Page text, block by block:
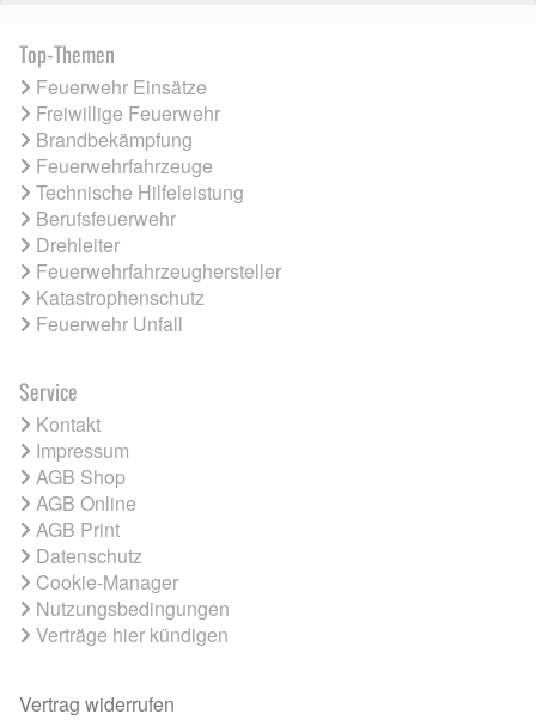
Top-Themen
Feuerwehr Einsätze
Freiwillige Feuerwehr
Brandbekämpfung
Feuerwehrfahrzeuge
Technische Hilfeleistung
Berufsfeuerwehr
Drehleiter
Feuerwehrfahrzeughersteller
Katastrophenschutz
Feuerwehr Unfall
Service
Kontakt
Impressum
AGB Shop
AGB Online
AGB Print
Datenschutz
Cookie-Manager
Nutzungsbedingungen
Verträge hier kündigen
Vertrag widerrufen